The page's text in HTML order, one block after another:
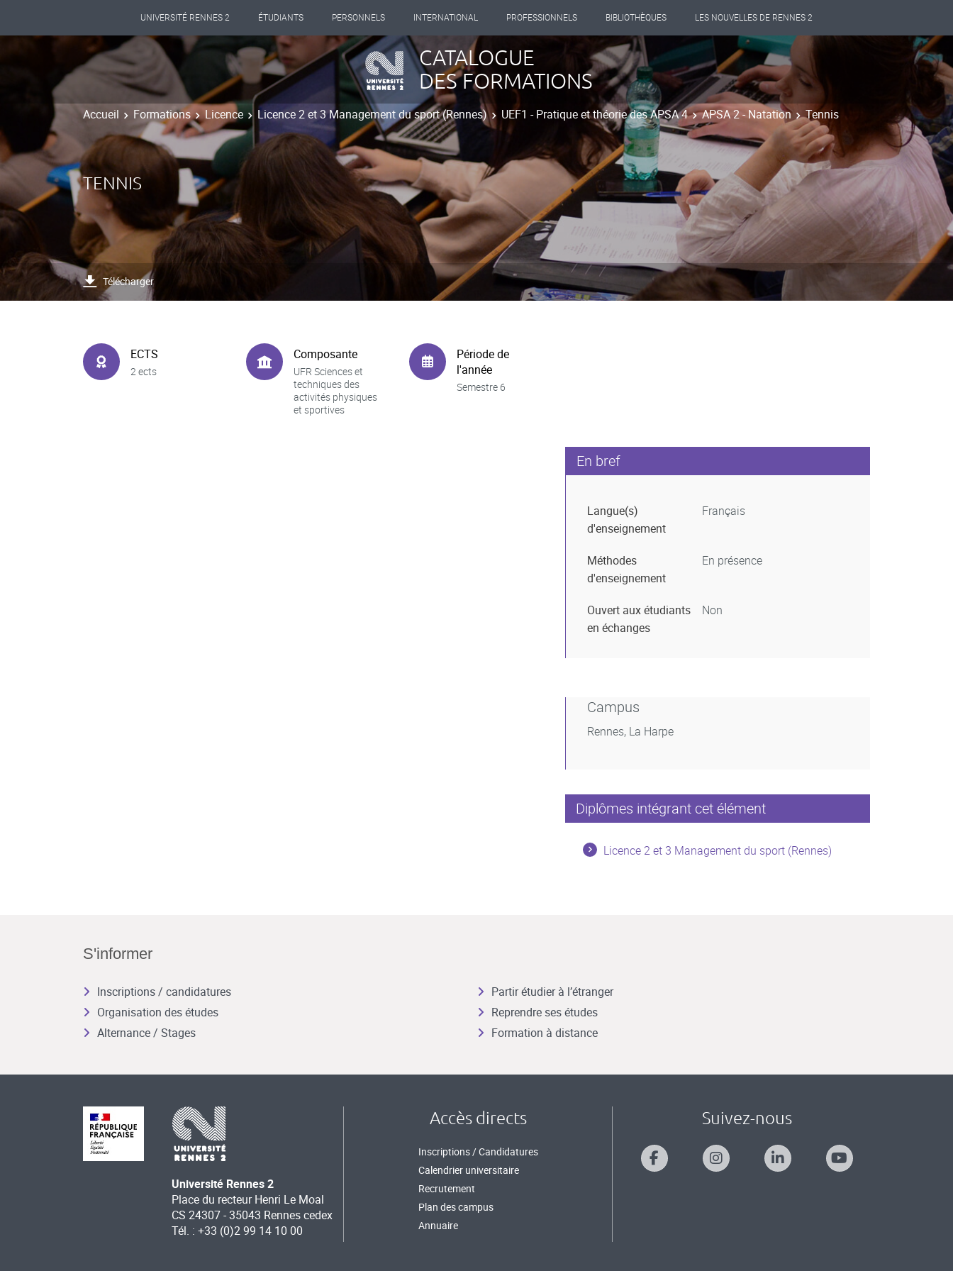
UNIVERSITÉ RENNES 2 ÉTUDIANTS PERSONNELS INTERNATIONAL PROFESSIONNELS BIBLIOTHÈQUES LES NOUVELLES DE RENNES 2
CATALOGUE
DES FORMATIONS
Accueil Formations Licence Licence 2 et 3 Management du sport (Rennes) UEF1 - Pratique et théorie des APSA 4 APSA 2 - Natation Tennis
TENNIS
Télécharger
ECTS
2 ects
Composante
UFR Sciences et
techniques des
activités physiques
et sportives
Période de
l'année
Semestre 6
En bref
Langue(s)
d'enseignement
Français
Méthodes
d'enseignement
En présence
Ouvert aux étudiants
en échanges
Non
Campus
Rennes, La Harpe
Diplômes intégrant cet élément
Licence 2 et 3 Management du sport (Rennes)
S'informer
Inscriptions / candidatures
Organisation des études
Alternance / Stages
Partir étudier à l’étranger
Reprendre ses études
Formation à distance
Université Rennes 2
Place du recteur Henri Le Moal
CS 24307 - 35043 Rennes cedex
Tél. : +33 (0)2 99 14 10 00
Accès directs
Inscriptions / Candidatures
Calendrier universitaire
Recrutement
Plan des campus
Annuaire
Suivez-nous